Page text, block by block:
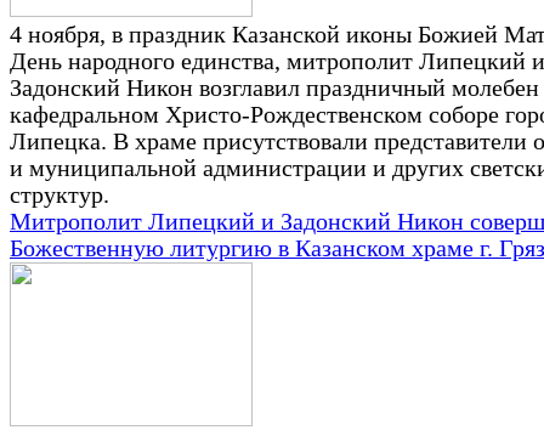
4 ноября, в праздник Казанской иконы Божией
День народного единства, митрополит Липецкий и
Задонский Никон возглавил праздничный молебен
кафедральном Христо-Рождественском соборе
Липецка. В храме присутствовали представители
и муниципальной администрации и других
структур.
Митрополит Липецкий и Задонский Никон
Божественную литургию в Казанском храме г.